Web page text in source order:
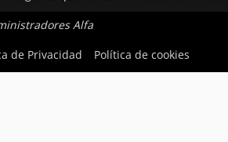
Alfa
de Privacidad Política de cookies